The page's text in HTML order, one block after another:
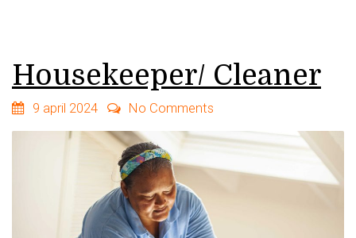
Housekeeper/ Cleaner
9 april 2024 No Comments